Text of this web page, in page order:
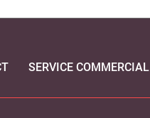
SERVICE COMMERCIAL